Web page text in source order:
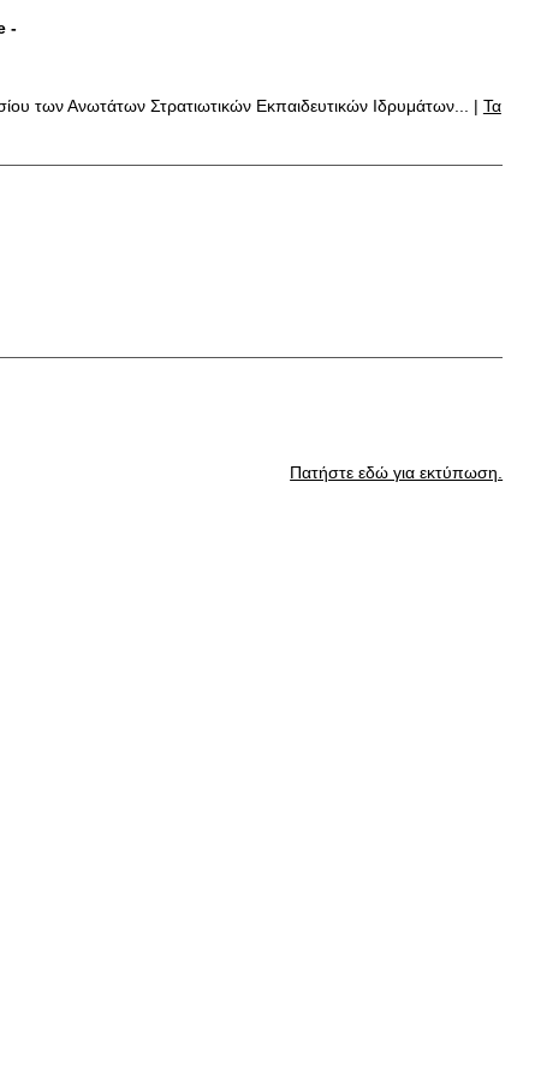
-
των Ανωτάτων Στρατιωτικών Εκπαιδευτικών Ιδρυμάτων... | Τα
Πατήστε εδώ για εκτύπωση.